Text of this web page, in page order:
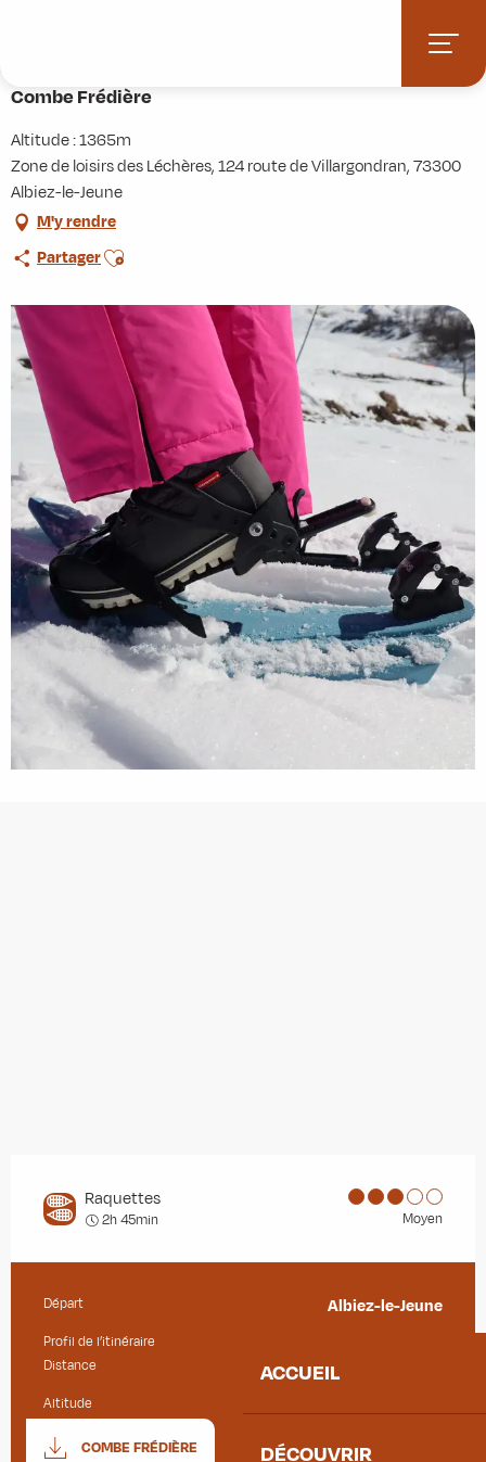
principal
ACCUEIL
DÉCOUVRIR
Combe Frédière
Altitude : 1365m
Zone de loisirs des Léchères, 124 route de Villargondran, 73300
Albiez-le-Jeune
M'y rendre
PartagerAjouter aux favoris
Raquettes
2h 45min Moyen
Informations pratiques
Départ Albiez-le-Jeune
Profil de l’itinéraire
Distance
Altitude
Documentation
COMBE FRÉDIÈRE